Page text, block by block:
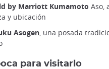
by Marriott Kumamoto Aso,
y ubicación
Asogen , una posada
para visitarlo